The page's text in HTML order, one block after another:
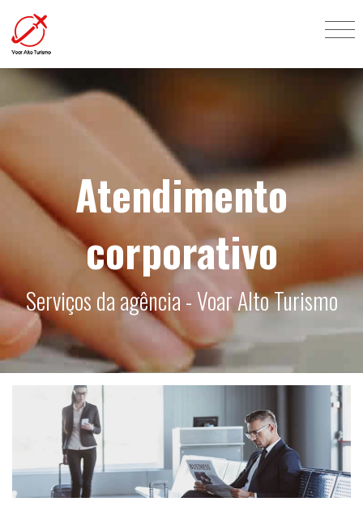
Atendimento
corporativo
Serviços da agência - Voar Alto Turismo